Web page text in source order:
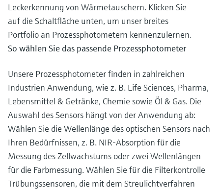
Leckerkennung von Wärmetauschern. Klicken Sie
auf die Schaltfläche unten, um unser breites
Portfolio an Prozessphotometern kennenzulernen.
So wählen Sie das passende Prozessphotometer
Unsere Prozessphotometer finden in zahlreichen
Industrien Anwendung, wie z. B. Life Sciences, Pharma,
Lebensmittel & Getränke, Chemie sowie Öl & Gas. Die
Auswahl des Sensors hängt von der Anwendung ab:
Wählen Sie die Wellenlänge des optischen Sensors nach
Ihren Bedürfnissen, z. B. NIR-Absorption für die
Messung des Zellwachstums oder zwei Wellenlängen
für die Farbmessung. Wählen Sie für die Filterkontrolle
Trübungssensoren, die mit dem Streulichtverfahren